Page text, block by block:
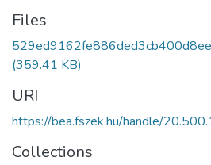
Files
(359.41 KB)
URI
https://bea.fszek.hu/handle/
Collections